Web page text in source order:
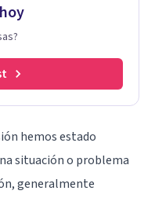
hemos estado
situación o problema
generalmente